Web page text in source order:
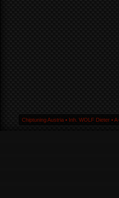
Chiptuning Austria ▪ Inh. WOLF Dieter ▪